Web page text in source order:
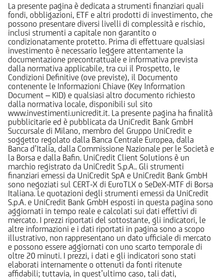
La presente pagina è dedicata a strumenti finanziari quali
fondi, obbligazioni, ETF e altri prodotti di investimento, che
possono presentare diversi livelli di complessità e rischio,
inclusi strumenti a capitale non garantito o
condizionatamente protetto. Prima di effettuare qualsiasi
investimento è necessario leggere attentamente la
documentazione precontrattuale e informativa prevista
dalla normativa applicabile, tra cui il Prospetto, le
Condizioni Definitive (ove previste), il Documento
contenente le Informazioni Chiave (Key Information
Document – KID) e qualsiasi altro documento richiesto
dalla normativa locale, disponibili sul sito
www.investimenti.unicredit.it. La presente pagina ha finalità
pubblicitarie ed è pubblicata da UniCredit Bank GmbH
Succursale di Milano, membro del Gruppo UniCredit e
soggetto regolato dalla Banca Centrale Europea, dalla
Banca d’Italia, dalla Commissione Nazionale per le Società e
la Borsa e dalla Bafin. UniCredit Client Solutions è un
marchio registrato da UniCredit S.p.A.. Gli strumenti
finanziari emessi da UniCredit SpA e UniCredit Bank GmbH
sono negoziati sul CERT-X di EuroTLX o SeDeX-MTF di Borsa
Italiana. Le quotazioni degli strumenti emessi da UniCredit
S.p.A. e UniCredit Bank GmbH esposti in questa pagina sono
aggiornati in tempo reale e calcolati sui dati effettivi di
mercato. I prezzi riportati del sottostante, gli indicatori, le
altre informazioni e i dati riportati in pagina sono a scopo
illustrativo, non rappresentano un dato ufficiale di mercato
e possono essere aggiornati con uno scarto temporale di
oltre 20 minuti. I prezzi, i dati e gli indicatori sono stati
elaborati internamente o ottenuti da fonti ritenute
affidabili; tuttavia, in quest’ultimo caso, tali dati,